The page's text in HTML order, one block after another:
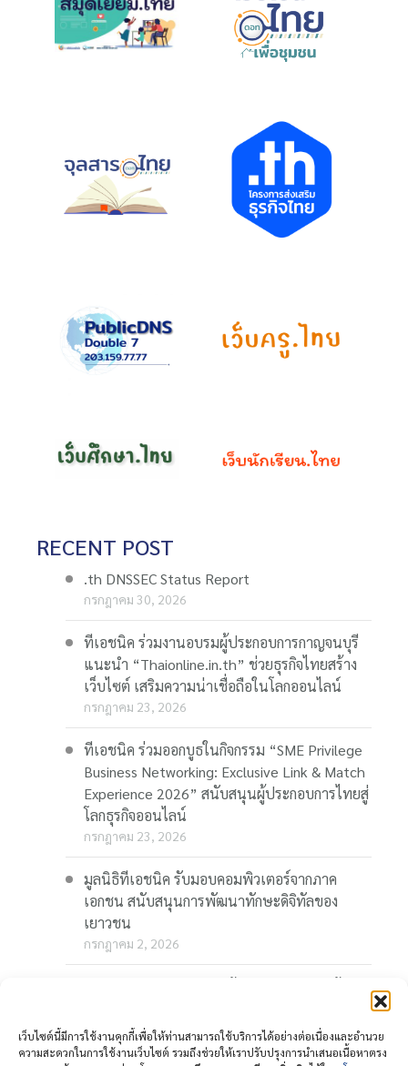
เว็บไซต์นี้มีการใช้งานคุกกี้เพื่อให้ท่านสามารถใช้บริการได้อย่างต่อเนื่องและอำนวย
ความสะดวกในการใช้งานเว็บไซต์ รวมถึงช่วยให้เราปรับปรุงการนำเสนอเนื้อหาตรง
RECENT POST
.th DNSSEC Status Report
กรกฎาคม 30, 2026
ทีเอชนิค ร่วมงานอบรมผู้ประกอบการกาญจนบุรี
แนะนำ “Thaionline.in.th” ช่วยธุรกิจไทยสร้าง
เว็บไซต์ เสริมความน่าเชื่อถือในโลกออนไลน์
กรกฎาคม 23, 2026
ทีเอชนิค ร่วมออกบูธในกิจกรรม “SME Privilege
Business Networking: Exclusive Link & Match
Experience 2026” สนับสนุนผู้ประกอบการไทยสู่
โลกธุรกิจออนไลน์
กรกฎาคม 23, 2026
มูลนิธิทีเอชนิค รับมอบคอมพิวเตอร์จากภาค
เอกชน สนับสนุนการพัฒนาทักษะดิจิทัลของ
เยาวชน
กรกฎาคม 2, 2026
Business: AI พลิกเกมธุรกิจ สร้างโอกาสใหม่ใน
โลกดิจิทัล” 23 กรกฎาคมนี้